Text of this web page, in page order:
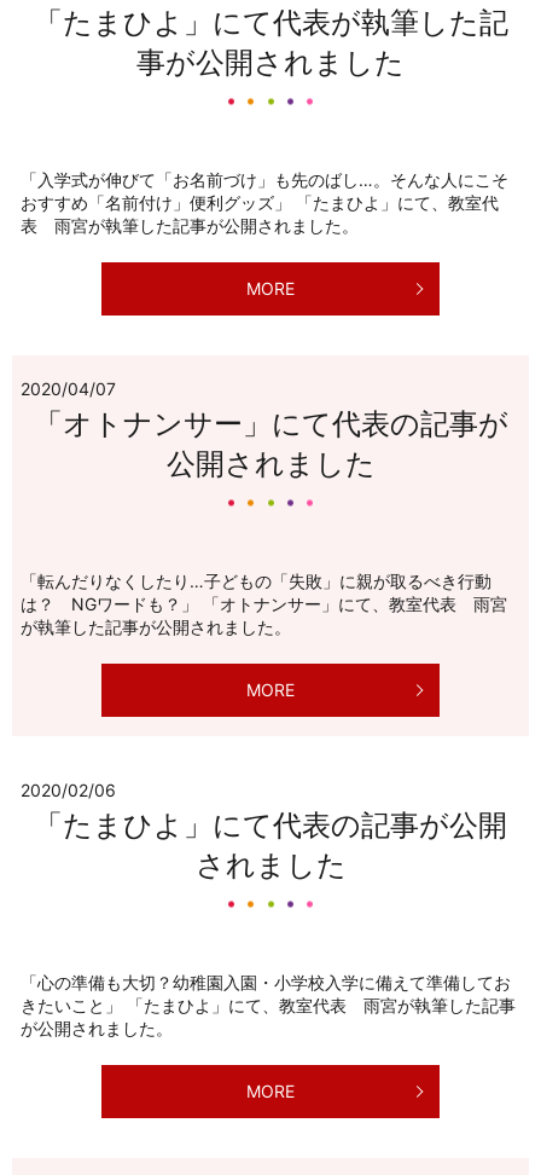
「たまひよ」にて代表が執筆した記
事が公開されました
「入学式が伸びて「お名前づけ」も先のばし…。そんな人にこそ
おすすめ「名前付け」便利グッズ」 「たまひよ」にて、教室代
表 雨宮が執筆した記事が公開されました。
MORE
2020/04/07
「オトナンサー」にて代表の記事が
公開されました
「転んだりなくしたり…子どもの「失敗」に親が取るべき行動
は？ NGワードも？」 「オトナンサー」にて、教室代表 雨宮
が執筆した記事が公開されました。
MORE
2020/02/06
「たまひよ」にて代表の記事が公開
されました
「心の準備も大切？幼稚園入園・小学校入学に備えて準備してお
きたいこと」 「たまひよ」にて、教室代表 雨宮が執筆した記事
が公開されました。
MORE